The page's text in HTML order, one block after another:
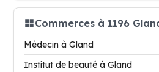
Commerces à 1196
Médecin à Gland
Institut de beauté à Gland